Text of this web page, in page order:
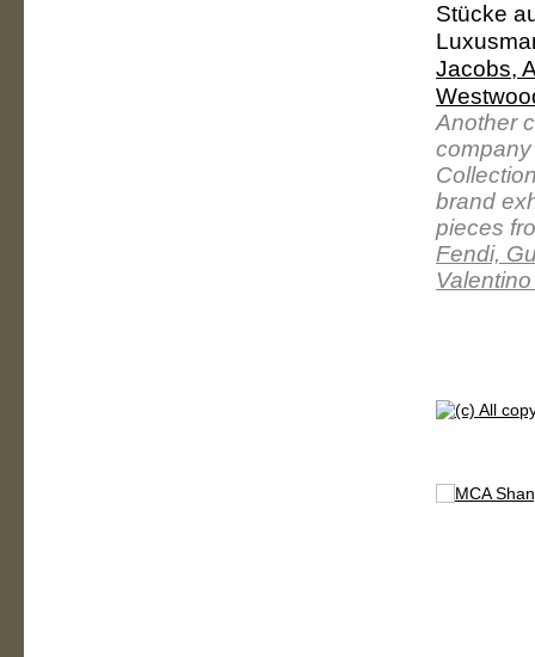
Stücke
Jacobs,
Another
brand
pieces
Fendi,